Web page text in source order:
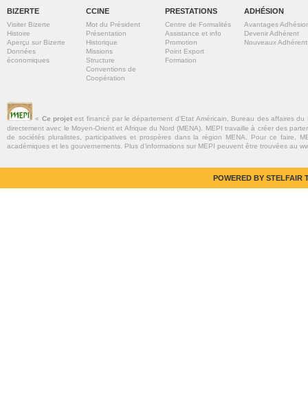
BIZERTE
Visiter Bizerte
Histoire
Aperçu sur Bizerte
Données
économiques
CCINE
Mot du Président
Présentation
Historique
Missions
Structure
Conventions de
Coopération
PRESTATIONS
Centre de Formalités
Assistance et info
Promotion
Point Export
Formation
ADHÉSION
Avantages
Devenir Adhérent
Nouveaux
« Ce projetest financé par le département d’Etat Américain, Bureau des affaires
directement avec le Moyen-Orient et Afrique du Nord (MENA). MEPI travaille à créer des
de sociétés pluralistes, participatives et prospères dans la région MENA. Pour ce faire,
académiques et les gouvernements. Plus d’informations sur MEPI peuvent être trouvées au
POWERED BY STELFAIR